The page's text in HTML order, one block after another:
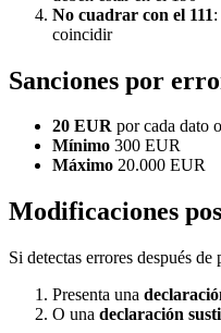
No cuadrar con el 111
coincidir
Sanciones por
20 EUR por cada dato
Mínimo 300 EUR
Máximo 20.000 EUR
Modificaciones
Si detectas errores después de
Presenta una
O una declaración